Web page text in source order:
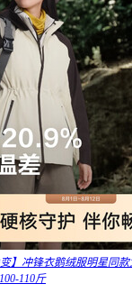
】冲锋衣鹅绒服明星同
110斤